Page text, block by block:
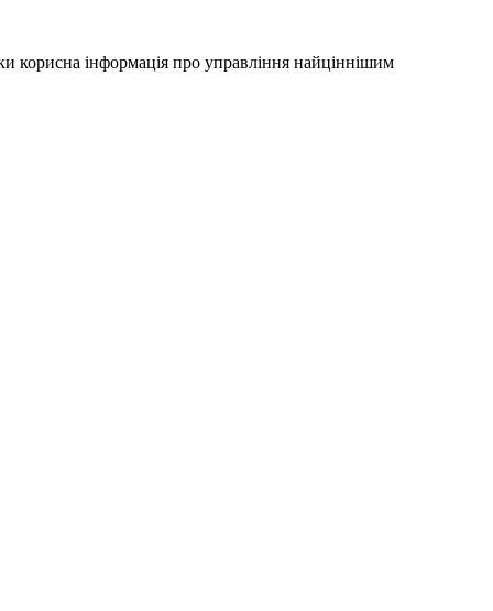
корисна інформація про управління найціннішим